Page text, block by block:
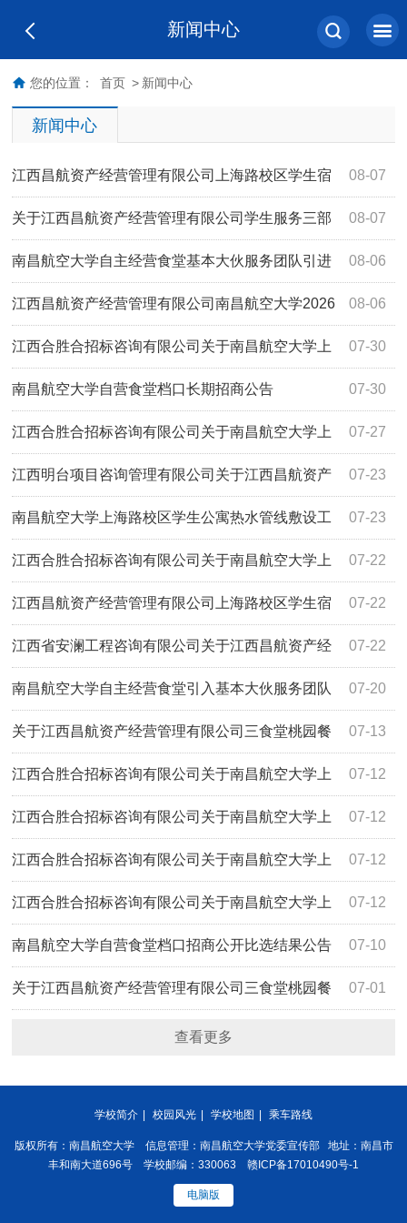
新闻中心
您的位置： 首页 > 新闻中心
新闻中心
08-07
江西昌航资产经营管理有限公司上海路校区学生宿
舍空调采购安装项目（项目编号：JXMT20260710B-03）竞
争性磋商成交公告
08-07
关于江西昌航资产经营管理有限公司学生服务三部
外围108号便利店项目（项目编号：JXYL2026-J0436）竞
价采购公告
08-06
南昌航空大学自主经营食堂基本大伙服务团队引进
项目公开比选结果公告 08-06
江西昌航资产经营管理有限公司南昌航空大学2026
年上海路校区改造学生宿舍热水配套服务建设项目(项目编号
JXAL2026-F268)磋商比选成交结果公告
07-30
江西合胜合招标咨询有限公司关于南昌航空大学上
海路学生食堂二楼桌椅采购项目（项目编号
HSH2026ZJ061-D02）第二次谈判比选成交公告
07-30
南昌航空大学自营食堂档口长期招商公告
07-27
江西合胜合招标咨询有限公司关于南昌航空大学上
海路学生食堂二楼监控设备采购项目（项目编
号:HSH2026ZJ062-D02）第二次谈判比选成交公告
07-23
江西明台项目咨询管理有限公司关于江西昌航资产
经营管理有限公司上海路校区学生宿舍空调采购安装项目竞
争性磋商采购公告
07-23
南昌航空大学上海路校区学生公寓热水管线敷设工
程采购公示表 07-22
江西合胜合招标咨询有限公司关于南昌航空大学上
海路学生食堂二楼桌椅采购项目（项目编号
HSH2026ZJ061-D02）第二次谈判比选公告
07-22
江西昌航资产经营管理有限公司上海路校区学生宿
舍收费洗衣机采购项目询比公告 07-22
江西省安澜工程咨询有限公司关于江西昌航资产经
营管理有限公司南昌航空大学2026年上海路校区改造学生宿
舍热水配套服务建设项目（项目编号：JXAL2026-F268）磋
商比选采购公告
07-20
南昌航空大学自主经营食堂引入基本大伙服务团队
项目比选公告 07-13
关于江西昌航资产经营管理有限公司三食堂桃园餐
厅108商铺招租项目（招标编号：JXYL2026-G0436）终止
公告
07-12
江西合胜合招标咨询有限公司关于南昌航空大学上
海路学生食堂二楼监控设备采购项目（项目编
号:HSH2026ZJ062）谈判比选公告
07-12
江西合胜合招标咨询有限公司关于南昌航空大学上
海路学生食堂二楼桌椅采购项目（项目编
号:HSH2026ZJ061）谈判比选公告
07-12
江西合胜合招标咨询有限公司关于南昌航空大学上
海路学生食堂二楼空调采购项目（项目编
号:HSH2026ZJ059）谈判比选公告
07-12
江西合胜合招标咨询有限公司关于南昌航空大学上
海路学生食堂二楼厨具设备采购项目（项目编
号:HSH2026ZJ058）谈判比选公告
07-10
南昌航空大学自营食堂档口招商公开比选结果公告
07-01
关于江西昌航资产经营管理有限公司三食堂桃园餐
厅108商铺招租项目（采购编号：JXYL2026-B0436）公开
查看更多
学校简介 校园风光 学校地图 乘车路线
版权所有：南昌航空大学 信息管理：南昌航空大学党委宣传部 地址：南昌市
丰和南大道696号 学校邮编：330063 赣ICP备17010490号-1
电脑版